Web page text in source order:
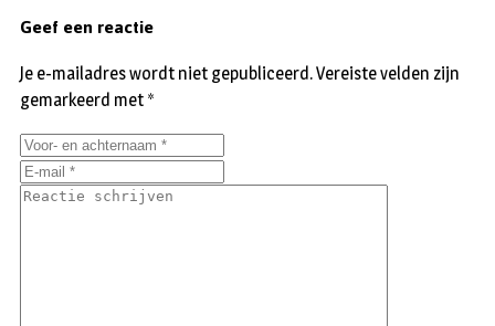
Geef een reactie
Je e-mailadres wordt niet gepubliceerd.Vereiste velden zijn
gemarkeerd met *